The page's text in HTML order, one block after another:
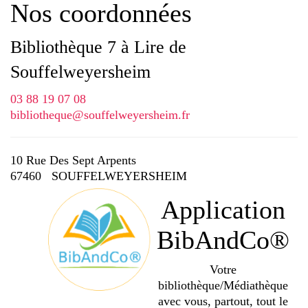
Nos coordonnées
Bibliothèque 7 à Lire de
Souffelweyersheim
03 88 19 07 08
bibliotheque@souffelweyersheim.fr
10 Rue Des Sept Arpents
67460 SOUFFELWEYERSHEIM
Application
BibAndCo®
Votre
bibliothèque/Médiathèque
avec vous, partout, tout le